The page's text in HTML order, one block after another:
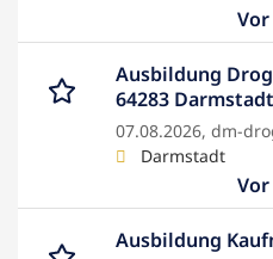
Ausbildung
64283 Darmstadt
07.08.2026, dm-
Darmstadt
Ausbildung